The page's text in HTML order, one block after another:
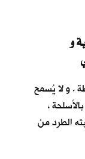
و
. و لا يُسمح
،
الطرد من